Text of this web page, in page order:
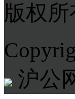
版权
沪公